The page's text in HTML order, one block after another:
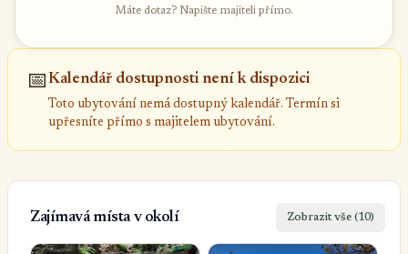
Máte dotaz? Napište majiteli přímo.
📅Kalendář dostupnosti není k dispozici
Toto ubytování nemá dostupný kalendář. Termín si
upřesníte přímo s majitelem ubytování.
Zajímavá místa v okolí Zobrazit vše (10)